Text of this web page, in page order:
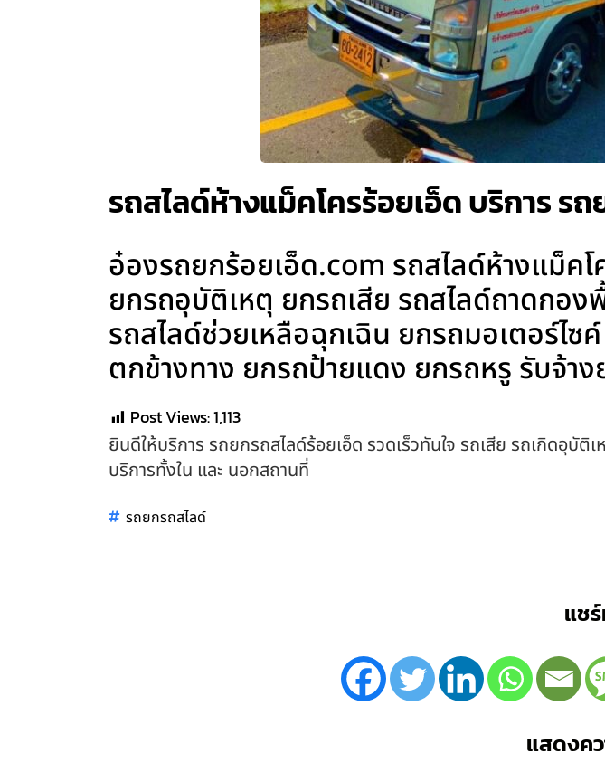
รถสไลด์ห้างแม็คโครร้อยเอ็ด บริการ ร
อ๋องรถยกร้อยเอ็ด.com รถสไลด์ห้างแม็ค
ยกรถอุบัติเหตุ ยกรถเสีย รถสไลด์ถาดกอ
รถสไลด์ช่วยเหลือฉุกเฉิน ยกรถมอเตอร์ไ
ตกข้างทาง ยกรถป้ายแดง ยกรถหรู รับจ้า
Post Views:1,113
ยินดีให้บริการ รถยกรถสไลด์ร้อยเอ็ด รวดเร็วทันใจ รถเสีย รถเกิดอุบั
บริการทั้งใน และ นอกสถานที่
รถยกรถสไลด์
แช
แสดงค